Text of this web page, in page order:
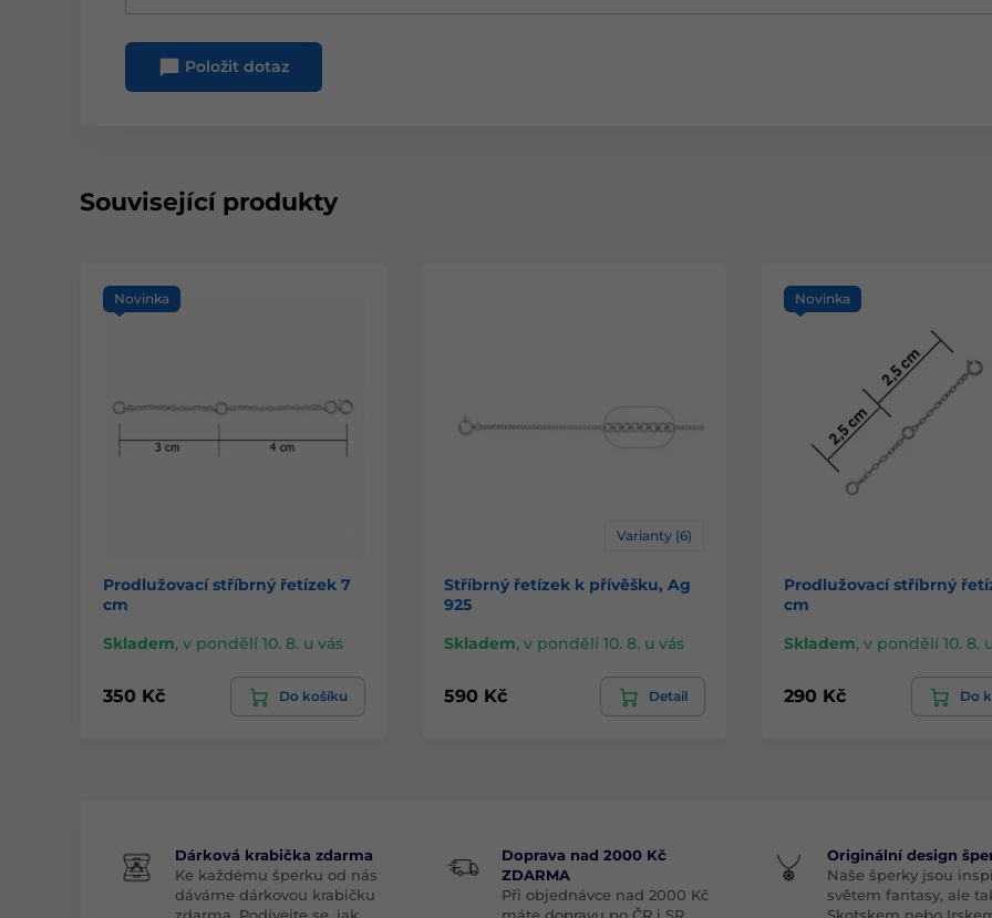
Položit dotaz
Související produkty
Novinka
Prodlužovací stříbrný řetízek 7
cm
Skladem, v pondělí 10. 8. u vás
350 Kč Do košíku
Varianty (6)
Stříbrný řetízek k přívěšku, Ag
925
Skladem, v pondělí 10. 8. u vás
590 Kč Detail
Novinka
Prodlužovací stříbrný
cm
Skladem, v pondělí 10. 8.
290 Kč Do
Dárková krabička zdarma
Ke každému šperku od nás
dáváme dárkovou krabičku
zdarma. Podívejte se, jak
Doprava nad 2000 Kč
ZDARMA
Při objednávce nad 2000 Kč
máte dopravu po ČR i SR
Originální design
Naše šperky jsou
světem fantasy, ale
Skotskem nebo